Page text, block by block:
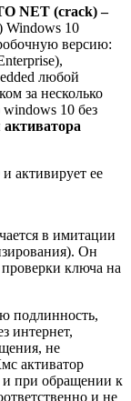
NET (crack) –
Windows 10
версию:
любой
за несколько
10 без
активатора
активирует ее
в имитации
Он
ключа на
подлинность,
интернет,
не
активатор
и при обращении к
и не